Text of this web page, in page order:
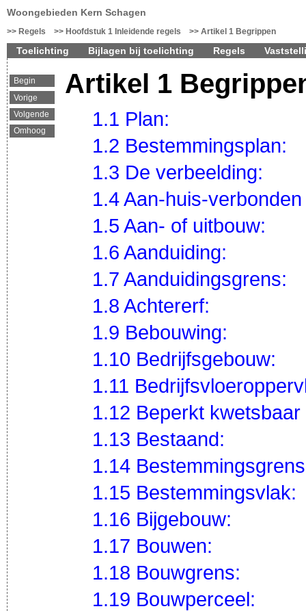
Woongebieden Kern Schagen
Regels Hoofdstuk 1 Inleidende regels Artikel 1 Begrippen
Toelichting Bijlagen bij toelichting Regels
Begin
Vorige
Volgende
Omhoog
Artikel 1
1.1 Plan:
1.2 Bestemmingsplan:
1.3 De verbeelding:
1.4 Aan-huis-
1.5 Aan- of uitbouw:
1.6 Aanduiding:
1.7 Aanduidingsgrens:
1.8 Achtererf:
1.9 Bebouwing:
1.10 Bedrijfsgebouw:
1.11
1.12 Beperkt kwetsbaar
1.13 Bestaand:
1.14
1.15 Bestemmingsvlak:
1.16 Bijgebouw:
1.17 Bouwen:
1.18 Bouwgrens:
1.19 Bouwperceel: